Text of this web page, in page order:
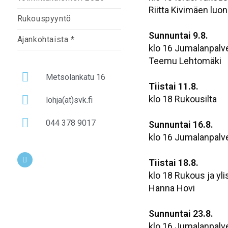
Rukouspyyntö
Ajankohtaista *
Metsolankatu 16
lohja(at)svk.fi
044 378 9017
Riitta Kivimäen
Sunnuntai 9.8.
klo 16
Teemu Lehtomäki
Tiistai 11.8.
klo 18 Rukousilta
Sunnuntai 16.8.
klo 16
Tiistai 18.8.
klo 18 Rukous ja
Hanna Hovi
Sunnuntai 23.8.